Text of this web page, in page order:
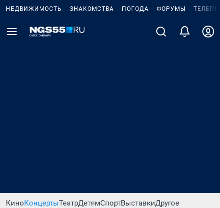
НЕДВИЖИМОСТЬ ЗНАКОМСТВА ПОГОДА ФОРУМЫ
КиноКонцертыТеатрДетямСпортВыставкиДругое